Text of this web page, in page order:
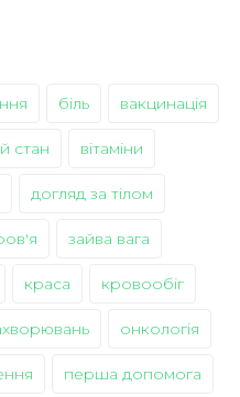
біль вакцинація
стан вітаміни
догляд за тілом
зайва вага
краса кровообіг
онкологія
перша допомога